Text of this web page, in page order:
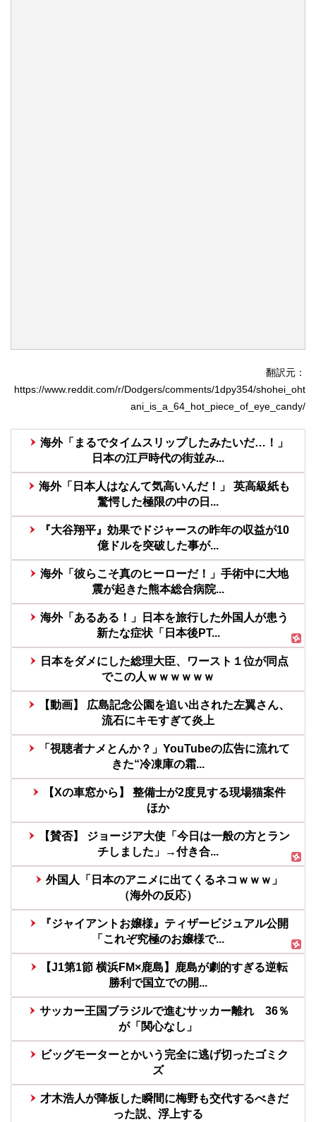
翻訳元：
https://www.reddit.com/r/Dodgers/comments/1dpy354/shohei_oht
ani_is_a_64_hot_piece_of_eye_candy/
海外「まるでタイムスリップしたみたいだ…！」
日本の江戸時代の街並み...
海外「日本人はなんて気高いんだ！」 英高級紙も
驚愕した極限の中の日...
『大谷翔平』効果でドジャースの昨年の収益が10
億ドルを突破した事が...
海外「彼らこそ真のヒーローだ！」手術中に大地
震が起きた熊本総合病院...
海外「あるある！」日本を旅行した外国人が患う
新たな症状「日本後PT...
日本をダメにした総理大臣、ワースト１位が同点
でこの人ｗｗｗｗｗｗ
【動画】 広島記念公園を追い出された左翼さん、
流石にキモすぎて炎上
「視聴者ナメとんか？」YouTubeの広告に流れて
きた“冷凍庫の霜...
【Xの車窓から】 整備士が2度見する現場猫案件
ほか
【賛否】 ジョージア大使「今日は一般の方とラン
チしました」→付き合...
外国人「日本のアニメに出てくるネコｗｗｗ」
（海外の反応）
『ジャイアントお嬢様』ティザービジュアル公開
「これぞ究極のお嬢様で...
【J1第1節 横浜FM×鹿島】鹿島が劇的すぎる逆転
勝利で国立での開...
サッカー王国ブラジルで進むサッカー離れ 36％
が「関心なし」
ビッグモーターとかいう完全に逃げ切ったゴミク
ズ
才木浩人が降板した瞬間に梅野も交代するべきだ
った説、浮上する